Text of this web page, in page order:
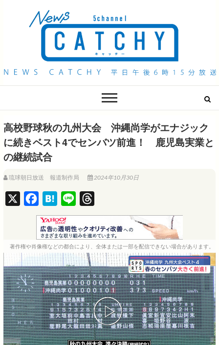
QAB NEWS Headline
高校野球秋の九州大会 沖縄尚学がエナジック
に続きベスト4でセンバツ前進！ 鹿児島実業と
の継続試合
琉球朝日放送 報道制作局 2024年10月30日
a
c
e
b
o
o
k
H
a
t
e
n
a
i
n
e
h
r
e
a
d
s
著作権や肖像権などの都合により、全体または一部を配信できない場合があります。